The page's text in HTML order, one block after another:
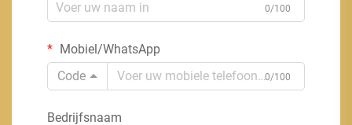
0/100
Mobiel/WhatsApp
Code
0/100
Bedrijfsnaam